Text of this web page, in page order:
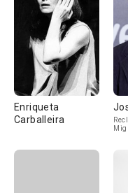
Enriqueta
Carballeira